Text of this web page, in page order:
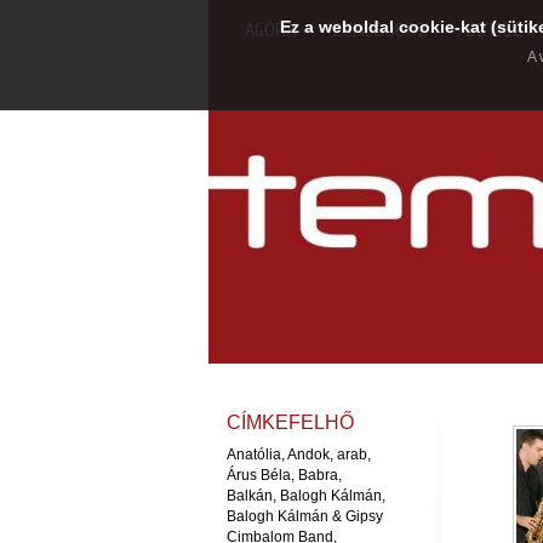
AGÓRA ZENEDOBOZ SZIESZTA
CÍMKEFELHŐ
Anatólia,Andok, arab,
Árus Béla, Babra,
Balkán, Balogh Kálmán,
Balogh Kálmán & Gipsy
Cimbalom Band ,
Ez a weboldal cookie-kat
A